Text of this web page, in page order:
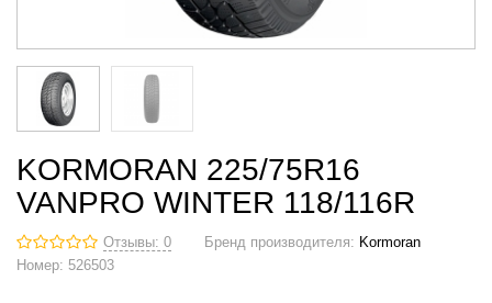
KORMORAN 225/75R16
VANPRO WINTER 118/116R
Отзывы: 0 Бренд производителя: Kormoran
Номер: 526503